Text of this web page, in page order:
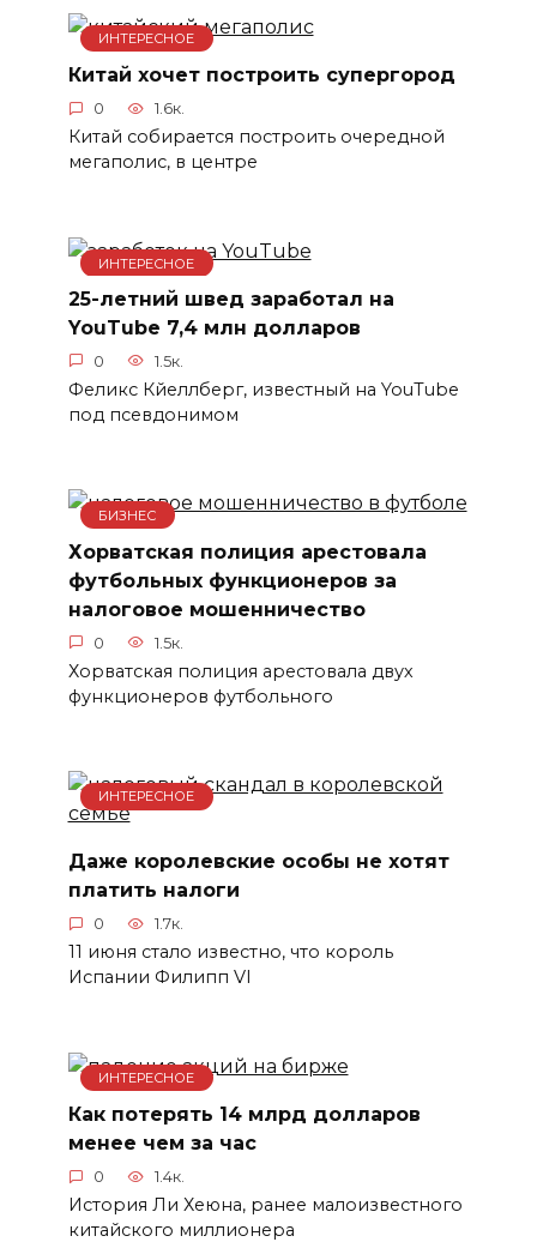
ИНТЕРЕСНОЕ
Китай хочет построить супергород
0 1.6к.
Китай собирается построить очередной
мегаполис, в центре
ИНТЕРЕСНОЕ
25-летний швед заработал на
YouTube 7,4 млн долларов
0 1.5к.
Феликс Кйеллберг, известный на YouTube
под псевдонимом
БИЗНЕС
Хорватская полиция арестовала
футбольных функционеров за
налоговое мошенничество
0 1.5к.
Хорватская полиция арестовала двух
функционеров футбольного
ИНТЕРЕСНОЕ
Даже королевские особы не хотят
платить налоги
0 1.7к.
11 июня стало известно, что король
Испании Филипп VI
ИНТЕРЕСНОЕ
Как потерять 14 млрд долларов
менее чем за час
0 1.4к.
История Ли Хеюна, ранее малоизвестного
китайского миллионера